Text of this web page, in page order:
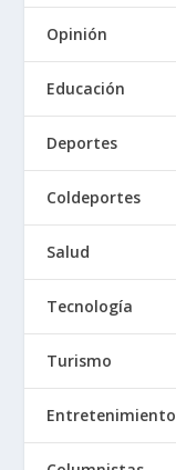
Opinión
Educación
Deportes
Coldeportes
Salud
Tecnología
Turismo
Entretenimiento